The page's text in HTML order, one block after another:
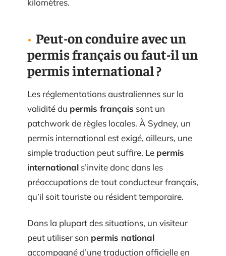
kilomètres.
Peut-on conduire avec un
permis français ou faut-il un
permis international ?
Les réglementations australiennes sur la
validité du permis français sont un
patchwork de règles locales. À Sydney, un
permis international est exigé, ailleurs, une
simple traduction peut suffire. Le permis
international s’invite donc dans les
préoccupations de tout conducteur français,
qu’il soit touriste ou résident temporaire.
Dans la plupart des situations, un visiteur
peut utiliser son permis national
accompagné d’une traduction officielle en